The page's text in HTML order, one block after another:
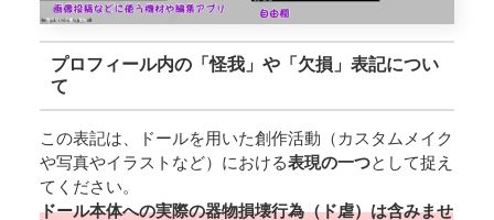
プロフィール内の「怪我」や「欠損」表記につい
て
この表記は、ドールを用いた創作活動（カスタムメイク
や写真やイラストなど）における表現の一つとして捉え
てください。
ドール本体への実際の器物損壊行為（ド虐）は含みませ